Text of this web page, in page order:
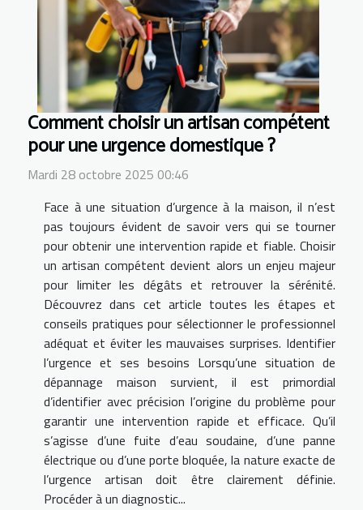
Comment choisir un artisan compétent
pour une urgence domestique ?
Mardi 28 octobre 2025 00:46
Face à une situation d’urgence à la maison, il n’est
pas toujours évident de savoir vers qui se tourner
pour obtenir une intervention rapide et fiable. Choisir
un artisan compétent devient alors un enjeu majeur
pour limiter les dégâts et retrouver la sérénité.
Découvrez dans cet article toutes les étapes et
conseils pratiques pour sélectionner le professionnel
adéquat et éviter les mauvaises surprises. Identifier
l’urgence et ses besoins Lorsqu’une situation de
dépannage maison survient, il est primordial
d’identifier avec précision l’origine du problème pour
garantir une intervention rapide et efficace. Qu’il
s’agisse d’une fuite d’eau soudaine, d’une panne
électrique ou d’une porte bloquée, la nature exacte de
l’urgence artisan doit être clairement définie.
Procéder à un diagnostic...